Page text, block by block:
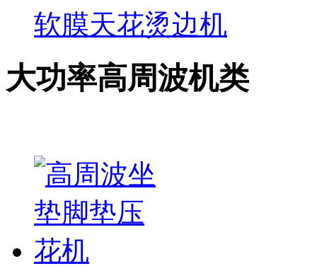
软膜天花烫边机
大功率高周波机类